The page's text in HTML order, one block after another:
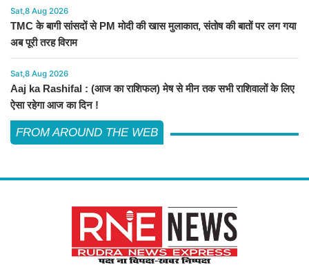
Sat,8 Aug 2026
TMC के बागी सांसदों से PM मोदी की खास मुलाकात, संतोष की बातों पर लग गया
अब पूरी तरह विराम
Sat,8 Aug 2026
Aaj ka Rashifal : (आज का राशिफल) मेष से मीन तक सभी राशिवालों के लिए
ऐसा रहेगा आज का दिन !
FROM AROUND THE WEB